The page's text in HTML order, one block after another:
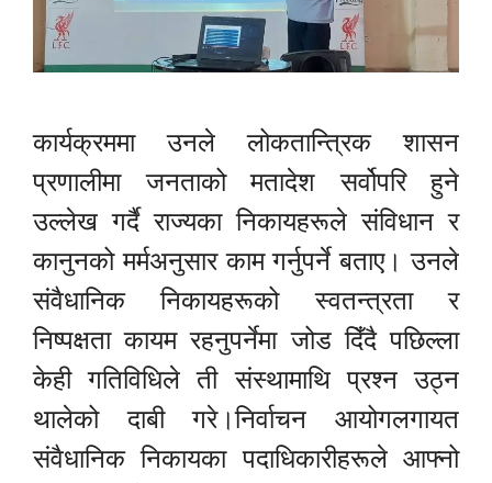
कार्यक्रममा उनले लोकतान्त्रिक शासन
प्रणालीमा जनताको मतादेश सर्वोपरि हुने
उल्लेख गर्दै राज्यका निकायहरूले संविधान र
कानुनको मर्मअनुसार काम गर्नुपर्ने बताए। उनले
संवैधानिक निकायहरूको स्वतन्त्रता र
निष्पक्षता कायम रहनुपर्नेमा जोड दिँदै पछिल्ला
केही गतिविधिले ती संस्थामाथि प्रश्न उठ्न
थालेको दाबी गरे।निर्वाचन आयोगलगायत
संवैधानिक निकायका पदाधिकारीहरूले आफ्नो